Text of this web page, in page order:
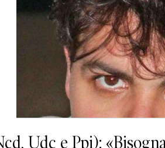
Udc e Ppi):